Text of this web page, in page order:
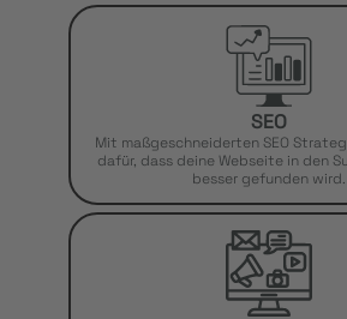
SEO
Mit maßgeschneiderten SEO
dafür, dass deine Webseite in den
besser gefunden wird.